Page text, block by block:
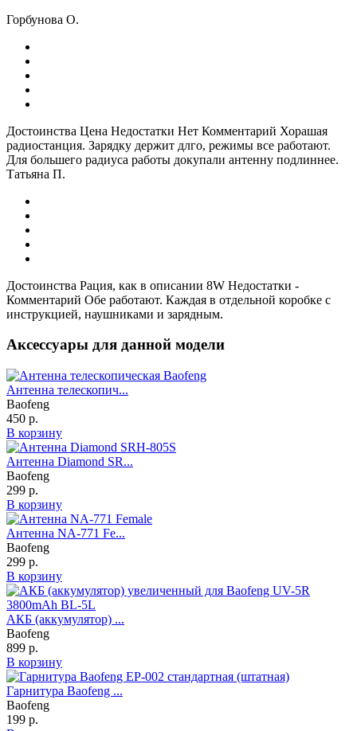
Горбунова О.
Достоинства Цена Недостатки Нет Комментарий Хорашая
радиостанция. Зарядку держит длго, режимы все работают.
Для большего радиуса работы докупали антенну подлиннее.
Татьяна П.
Достоинства Рация, как в описании 8W Недостатки -
Комментарий Обе работают. Каждая в отдельной коробке с
инструкцией, наушниками и зарядным.
Аксессуары для данной модели
Антенна телескопич...
Baofeng
450 р.
В корзину
Антенна Diamond SR...
Baofeng
299 р.
В корзину
Антенна NA-771 Fe...
Baofeng
299 р.
В корзину
АКБ (аккумулятор) ...
Baofeng
899 р.
В корзину
Гарнитура Baofeng ...
Baofeng
199 р.